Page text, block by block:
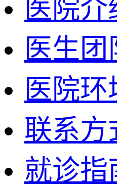
医院介
医生团
医院环
联系方
就诊指